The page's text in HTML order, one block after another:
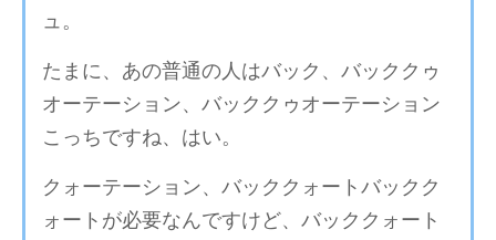
ュ。
たまに、あの普通の人はバック、バッククゥ
オーテーション、バッククゥオーテーション
こっちですね、はい。
クォーテーション、バッククォートバックク
ォートが必要なんですけど、バッククォート